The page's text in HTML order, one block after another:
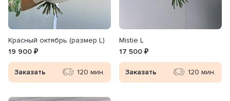
Красный октябрь (размер L)
19 900 ₽
Заказать 120 мин.
Mistie L
17 500 ₽
Заказать 120 мин.